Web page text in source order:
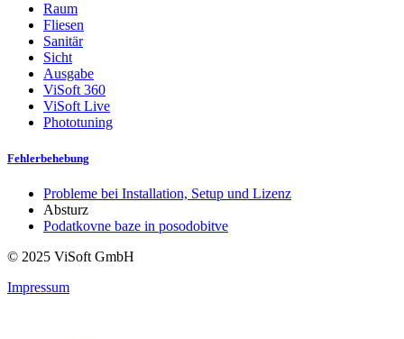
Raum
Fliesen
Sanitär
Sicht
Ausgabe
ViSoft 360
ViSoft Live
Phototuning
Fehlerbehebung
Probleme bei Installation, Setup und Lizenz
Absturz
Podatkovne baze in posodobitve
© 2025 ViSoft GmbH
Impressum